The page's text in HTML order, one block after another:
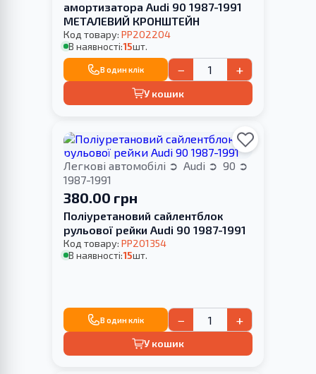
амортизатора Audi 90 1987-1991
МЕТАЛЕВИЙ КРОНШТЕЙН
Код товару: PP202204
В наявності:15шт.
В один клік − +
У кошик
Легкові автомобілі Audi
90
1987-1991
380.00 грн
Поліуретановий сайлентблок
рульової рейки Audi 90 1987-1991
Код товару: PP201354
В наявності:15шт.
В один клік − +
У кошик